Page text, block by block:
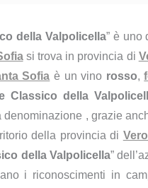
della Valpolicella” è uno
si trova in provincia di
Sofia è un vino rosso,
Classico della
, grazie
della provincia di
della Valpolicella”
i riconoscimenti in